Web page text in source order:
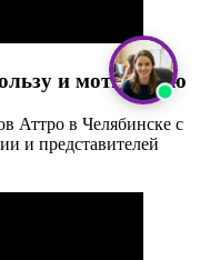
и мотивацию
Аттро в Челябинске с
и представителей